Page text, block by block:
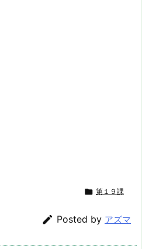
 第１９課
 Posted by アズマ